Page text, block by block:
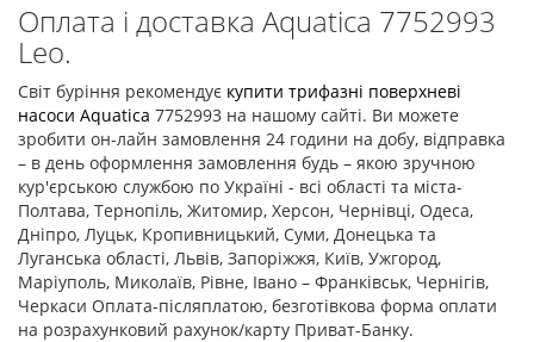
Оплата і доставка Aquatica 7752993
Leo.
Світ буріння рекомендує купити трифазні поверхневі
насоси Aquatica 7752993 на нашому сайті. Ви можете
зробити он-лайн замовлення 24 години на добу, відправка
– в день оформлення замовлення будь – якою зручною
кур'єрською службою по Україні - всі області та міста-
Полтава, Тернопіль, Житомир, Херсон, Чернівці, Одеса,
Дніпро, Луцьк, Кропивницький, Суми, Донецька та
Луганська області, Львів, Запоріжжя, Київ, Ужгород,
Маріуполь, Миколаїв, Рівне, Івано – Франківськ, Чернігів,
Черкаси Оплата-післяплатою, безготівкова форма оплати
на розрахунковий рахунок/карту Приват-Банку.